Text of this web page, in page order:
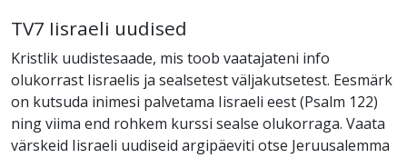
TV7 Iisraeli uudised
Kristlik uudistesaade, mis toob vaatajateni info
olukorrast Iisraelis ja sealsetest väljakutsetest. Eesmärk
on kutsuda inimesi palvetama Iisraeli eest (Psalm 122)
ning viima end rohkem kurssi sealse olukorraga. Vaata
värskeid Iisraeli uudiseid argipäeviti otse Jeruusalemma